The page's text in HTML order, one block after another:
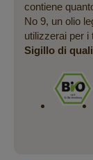
contiene
No 9, un olio
utilizzerai per i
Sigillo di